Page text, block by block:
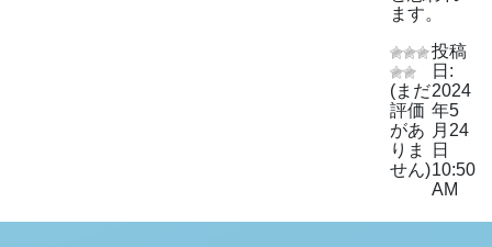
ます。
(まだ
評価
があ
りま
せん)
投稿
日:
2024
年5
月24
日
10:50
AM